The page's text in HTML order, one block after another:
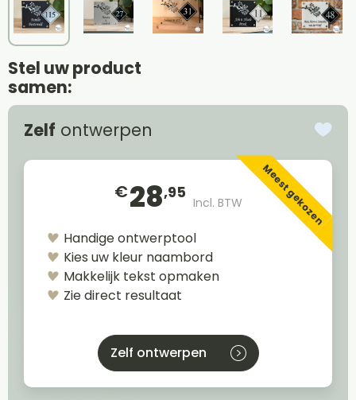
Stel uw product
samen:
Zelf ontwerpen
€28,95
Incl. BTW Meest gekozen
Handige ontwerptool
Kies uw kleur naambord
Makkelijk tekst opmaken
Zie direct resultaat
Zelf ontwerpen